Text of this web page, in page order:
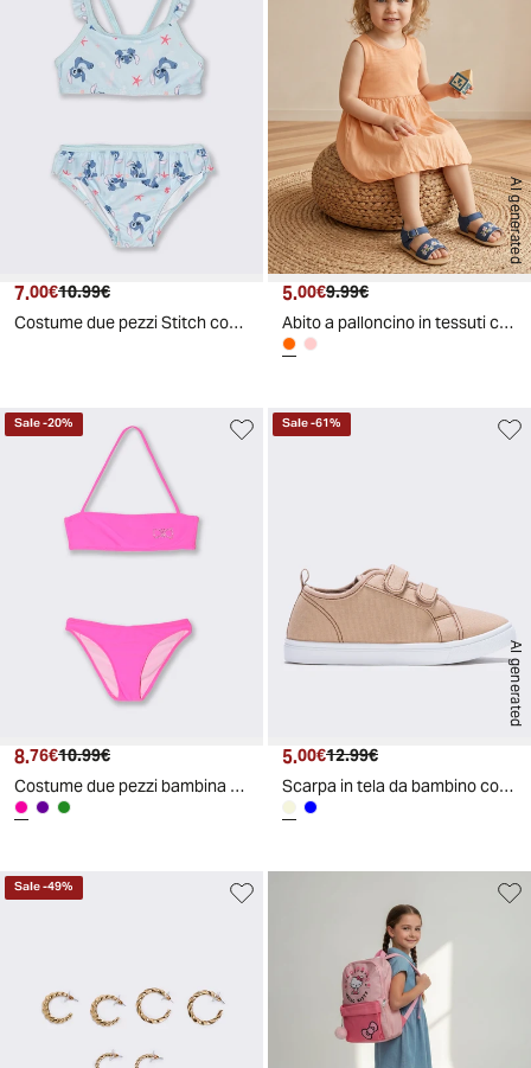
Prezzo attuale
7.00€ Prezzo originale
10.99€
Costume due pezzi Stitch con rouches - Azzurro
AI generated
Prezzo attuale
5.00€ Prezzo originale
9.99€
Abito a palloncino in tessuti combinati - Pesca
Sale-20%
Prezzo attuale
8.76€ Prezzo originale
10.99€
Costume due pezzi bambina con strass fiocco - Fuxia
AI generated
Sale-61%
Prezzo attuale
5.00€ Prezzo originale
12.99€
Scarpa in tela da bambino con strappi - Beige
Sale-49%